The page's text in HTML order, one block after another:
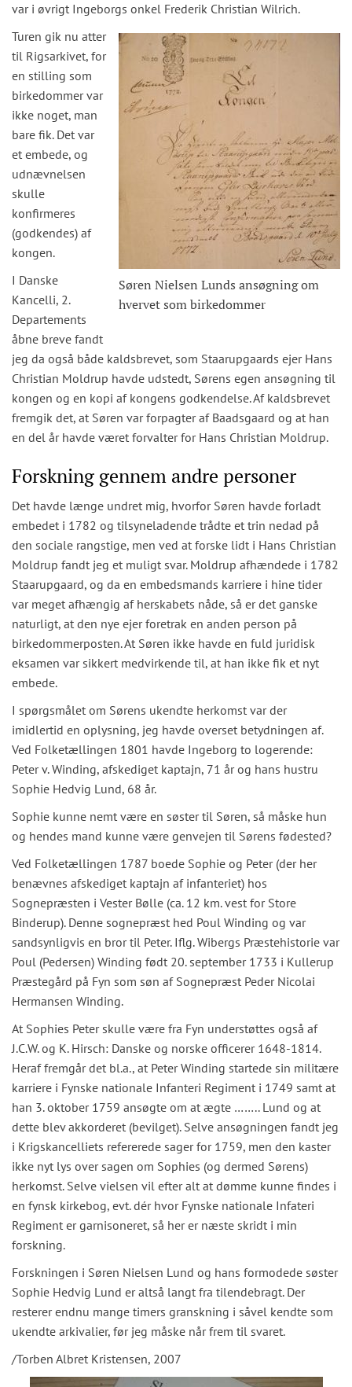
var i øvrigt Ingeborgs onkel Frederik Christian Wilrich.
Søren Nielsen Lunds ansøgning om
hvervet som birkedommer
Turen gik nu atter
til Rigsarkivet, for
en stilling som
birkedommer var
ikke noget, man
bare fik. Det var
et embede, og
udnævnelsen
skulle
konfirmeres
(godkendes) af
kongen.
I Danske
Kancelli, 2.
Departements
åbne breve fandt
jeg da også både kaldsbrevet, som Staarupgaards ejer Hans
Christian Moldrup havde udstedt, Sørens egen ansøgning til
kongen og en kopi af kongens godkendelse. Af kaldsbrevet
fremgik det, at Søren var forpagter af Baadsgaard og at han
en del år havde været forvalter for Hans Christian Moldrup.
Forskning gennem andre personer
Det havde længe undret mig, hvorfor Søren havde forladt
embedet i 1782 og tilsyneladende trådte et trin nedad på
den sociale rangstige, men ved at forske lidt i Hans Christian
Moldrup fandt jeg et muligt svar. Moldrup afhændede i 1782
Staarupgaard, og da en embedsmands karriere i hine tider
var meget afhængig af herskabets nåde, så er det ganske
naturligt, at den nye ejer foretrak en anden person på
birkedommerposten. At Søren ikke havde en fuld juridisk
eksamen var sikkert medvirkende til, at han ikke fik et nyt
embede.
I spørgsmålet om Sørens ukendte herkomst var der
imidlertid en oplysning, jeg havde overset betydningen af.
Ved Folketællingen 1801 havde Ingeborg to logerende:
Peter v. Winding, afskediget kaptajn, 71 år og hans hustru
Sophie Hedvig Lund, 68 år.
Sophie kunne nemt være en søster til Søren, så måske hun
og hendes mand kunne være genvejen til Sørens fødested?
Ved Folketællingen 1787 boede Sophie og Peter (der her
benævnes afskediget kaptajn af infanteriet) hos
Sognepræsten i Vester Bølle (ca. 12 km. vest for Store
Binderup). Denne sognepræst hed Poul Winding og var
sandsynligvis en bror til Peter. Iflg. Wibergs Præstehistorie var
Poul (Pedersen) Winding født 20. september 1733 i Kullerup
Præstegård på Fyn som søn af Sognepræst Peder Nicolai
Hermansen Winding.
At Sophies Peter skulle være fra Fyn understøttes også af
J.C.W. og K. Hirsch: Danske og norske officerer 1648-1814.
Heraf fremgår det bl.a., at Peter Winding startede sin militære
karriere i Fynske nationale Infanteri Regiment i 1749 samt at
han 3. oktober 1759 ansøgte om at ægte …….. Lund og at
dette blev akkorderet (bevilget). Selve ansøgningen fandt jeg
i Krigskancelliets refererede sager for 1759, men den kaster
ikke nyt lys over sagen om Sophies (og dermed Sørens)
herkomst. Selve vielsen vil efter alt at dømme kunne findes i
en fynsk kirkebog, evt. dér hvor Fynske nationale Infateri
Regiment er garnisoneret, så her er næste skridt i min
forskning.
Forskningen i Søren Nielsen Lund og hans formodede søster
Sophie Hedvig Lund er altså langt fra tilendebragt. Der
resterer endnu mange timers granskning i såvel kendte som
ukendte arkivalier, før jeg måske når frem til svaret.
/Torben Albret Kristensen, 2007